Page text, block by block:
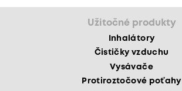
Užitočné produkty
Inhalátory
Čističky vzduchu
Vysávače
Protiroztočové poťahy